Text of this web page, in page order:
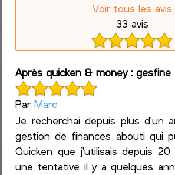
Voir tous les avis
33 avis
Après quicken & money : gesfine
ParMarc
Je recherchai depuis plus d'un
gestion de finances abouti qui
Quicken que j'utilisais depuis 20
une tentative il y a quelques